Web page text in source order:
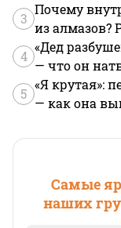
3
Почему
из алмазов?
4
«Дед
— что он
5
«Я крутая»:
— как она
Самые
наших